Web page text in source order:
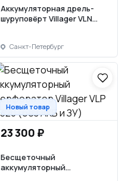
Аккумуляторная дрель-
шуруповёрт Villager VLN
Санкт-Петербург
Новый товар
23 300 ₽
Бесщеточный
аккумуляторный